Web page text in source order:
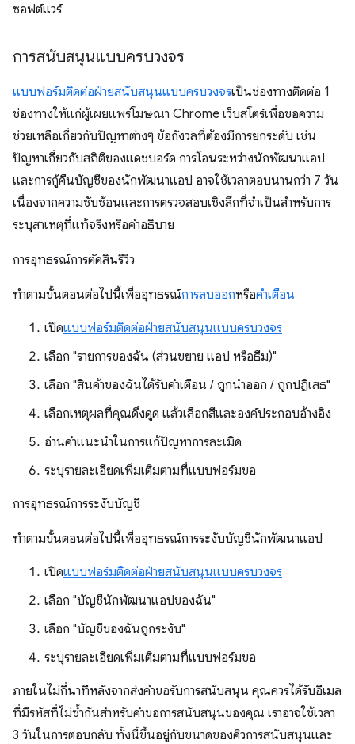
ซอฟต์แวร์
การสนับสนุนแบบครบวงจร
แบบฟอร์มติดต่อฝ่ายสนับสนุนแบบครบวงจรเป็นช่องทางติดต่อ 1
ช่องทางให้แก่ผู้เผยแพร่โฆษณา Chrome เว็บสโตร์เพื่อขอความ
ช่วยเหลือเกี่ยวกับปัญหาต่างๆ ข้อกังวลที่ต้องมีการยกระดับ เช่น
ปัญหาเกี่ยวกับสถิติของแดชบอร์ด การโอนระหว่างนักพัฒนาแอป
และการกู้คืนบัญชีของนักพัฒนาแอป อาจใช้เวลาตอบนานกว่า 7 วัน
เนื่องจากความซับซ้อนและการตรวจสอบเชิงลึกที่จำเป็นสำหรับการ
ระบุสาเหตุที่แท้จริงหรือคำอธิบาย
การอุทธรณ์การตัดสินรีวิว
ทําตามขั้นตอนต่อไปนี้เพื่ออุทธรณ์การลบออกหรือคําเตือน
เปิดแบบฟอร์มติดต่อฝ่ายสนับสนุนแบบครบวงจร
เลือก "รายการของฉัน (ส่วนขยาย แอป หรือธีม)"
เลือก "สินค้าของฉันได้รับคำเตือน / ถูกนำออก / ถูกปฏิเสธ"
เลือกเหตุผลที่คุณดึงดูด แล้วเลือกสีและองค์ประกอบอ้างอิง
อ่านคำแนะนำในการแก้ปัญหาการละเมิด
ระบุรายละเอียดเพิ่มเติมตามที่แบบฟอร์มขอ
การอุทธรณ์การระงับบัญชี
ทำตามขั้นตอนต่อไปนี้เพื่ออุทธรณ์การระงับบัญชีนักพัฒนาแอป
เปิดแบบฟอร์มติดต่อฝ่ายสนับสนุนแบบครบวงจร
เลือก "บัญชีนักพัฒนาแอปของฉัน"
เลือก "บัญชีของฉันถูกระงับ"
ระบุรายละเอียดเพิ่มเติมตามที่แบบฟอร์มขอ
ภายในไม่กี่นาทีหลังจากส่งคำขอรับการสนับสนุน คุณควรได้รับอีเมล
ที่มีรหัสที่ไม่ซ้ำกันสำหรับคำขอการสนับสนุนของคุณ เราอาจใช้เวลา
3 วันในการตอบกลับ ทั้งนี้ขึ้นอยู่กับขนาดของคิวการสนับสนุนและ